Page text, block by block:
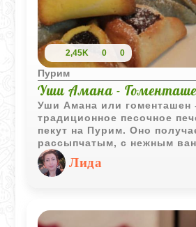
2,45K 0 0
Пурим
Уши Амана -
Уши Амана или гоменташен
традиционное песочное
пекут на Пурим. Оно
рассыпчатым, с нежным
ароматом, а внутрь можно
абсолютно любую любимую
главное чтобы она была
Лида